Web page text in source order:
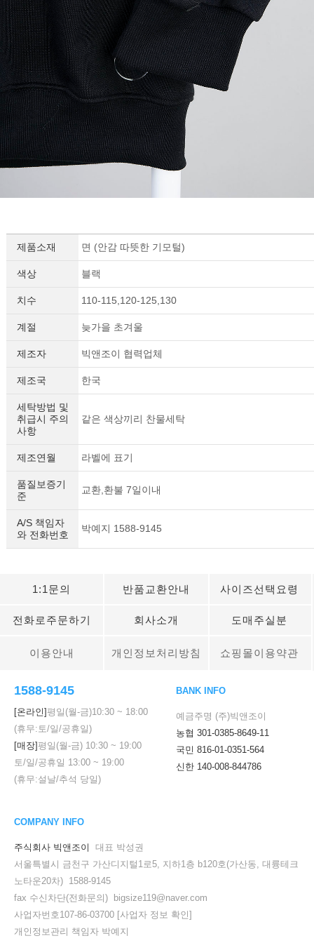
제품소재 면 (안감 따뜻한 기모털)
색상 블랙
치수 110-115,120-125,130
계절 늦가을 초겨울
제조자 빅앤조이 협력업체
제조국 한국
세탁방법 및
취급시 주의
사항
같은 색상끼리 찬물세탁
제조연월 라벨에 표기
품질보증기
준
교환,환불 7일이내
A/S 책임자
와 전화번호
박예지 1588-9145
1:1문의 반품교환안내 사이즈선택요령
전화로주문하기 회사소개 도매주실분
이용안내 개인정보처리방침 쇼핑몰이용약관
1588-9145
[온라인]평일(월-금)10:30 ~ 18:00
(휴무:토/일/공휴일)
[매장]평일(월-금) 10:30 ~ 19:00
토/일/공휴일 13:00 ~ 19:00
(휴무:설날/추석 당일)
BANK INFO
예금주명 (주)빅앤조이
농협 301-0385-8649-11
국민 816-01-0351-564
신한 140-008-844786
COMPANY INFO
주식회사 빅앤조이
대표 박성권
서울특별시 금천구 가산디지털1로5, 지하1층 b120호(가산동, 대륭테크
노타운20차) 1588-9145
fax 수신차단(전화문의) bigsize119@naver.com
사업자번호107-86-03700 [사업자 정보 확인]
개인정보관리 책임자 박예지